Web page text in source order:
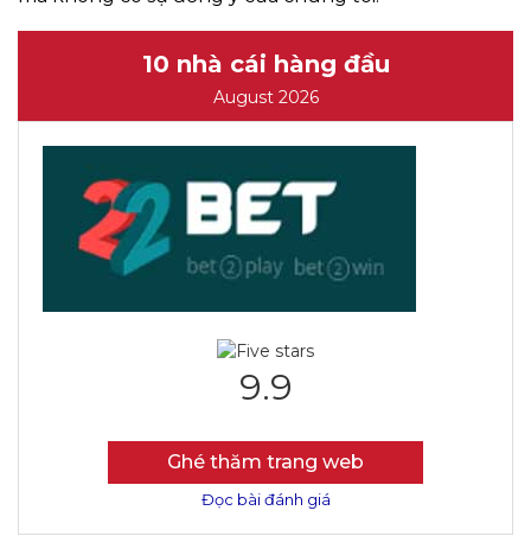
10 nhà cái hàng đầu
August 2026
9.9
Ghé thăm trang web
Đọc bài đánh giá